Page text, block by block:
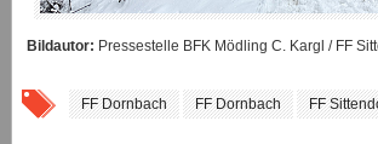
Bildautor: Pressestelle BFK Mödling C. Kargl / FF
FF Dornbach FF Dornbach FF